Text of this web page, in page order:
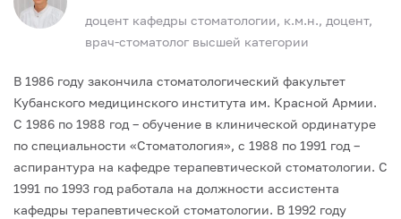
доцент кафедры стоматологии, к.м.н., доцент,
врач-стоматолог высшей категории
В 1986 году закончила стоматологический факультет
Кубанского медицинского института им. Красной Армии.
С 1986 по 1988 год – обучение в клинической ординатуре
по специальности «Стоматология», с 1988 по 1991 год –
аспирантура на кафедре терапевтической стоматологии. С
1991 по 1993 год работала на должности ассистента
кафедры терапевтической стоматологии. В 1992 году